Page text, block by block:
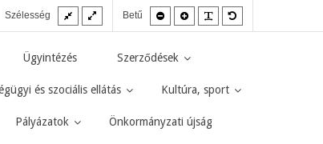
Szélesség
Fix
elrendezés
Széles
elrendezés
Betű
Kisebb
betűméret
Nagyobb
betűméret
Ügyintézés Szerződések
és szociális ellátás Kultúra, sport
Pályázatok Önkormányzati újság